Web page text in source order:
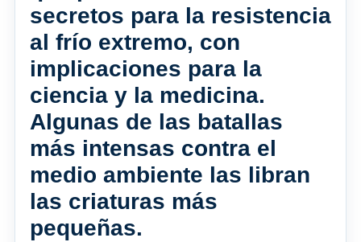
secretos para la resistencia
al frío extremo, con
implicaciones para la
ciencia y la medicina.
Algunas de las batallas
más intensas contra el
medio ambiente las libran
las criaturas más
pequeñas.